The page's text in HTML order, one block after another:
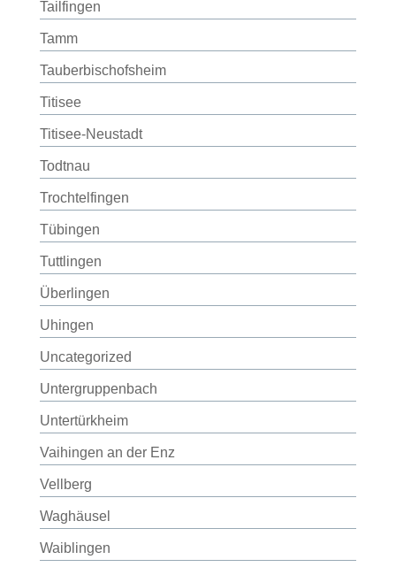
Tailfingen
Tamm
Tauberbischofsheim
Titisee
Titisee-Neustadt
Todtnau
Trochtelfingen
Tübingen
Tuttlingen
Überlingen
Uhingen
Uncategorized
Untergruppenbach
Untertürkheim
Vaihingen an der Enz
Vellberg
Waghäusel
Waiblingen